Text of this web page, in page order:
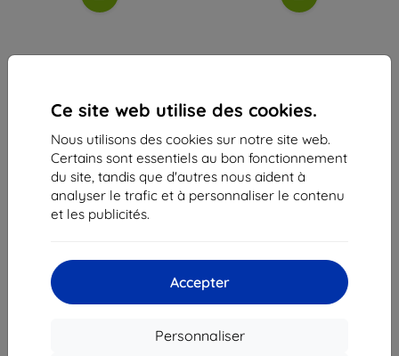
Ce site web utilise des cookies.
Nous utilisons des cookies sur notre site web.
Certains sont essentiels au bon fonctionnement
du site, tandis que d'autres nous aident à
analyser le trafic et à personnaliser le contenu
et les publicités.
Accepter
Personnaliser
Shield-Sk s.r.o.
Ulica Rudolfa Mocka 3750/2A
841 04 Bratislava
Numéro d’identification d’entreprise :
SK2023549671